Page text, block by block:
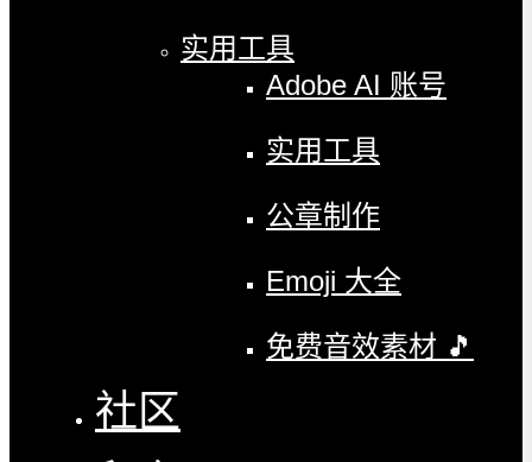
实用工具
Adobe AI 账号
实用工具
公章制作
Emoji 大全
免费音效素材 🎵
社区